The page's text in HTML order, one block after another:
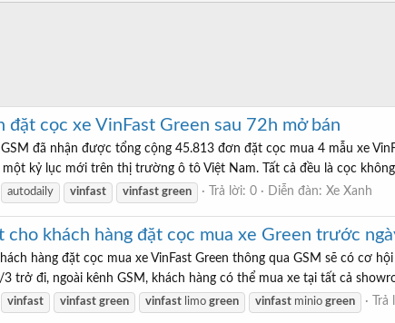
cọc xe VinFast Green sau 72h mở bán
đã nhận được tổng cộng 45.813 đơn đặt cọc mua 4 mẫu xe
kỷ lục mới trên thị trường ô tô Việt Nam. Tất cả đều là cọc
autodaily vinfast vinfast green Trả lời: 0 Diễn đàn: Xe Xanh
cho khách hàng đặt cọc mua xe Green trước
hàng đặt cọc mua xe VinFast Green thông qua GSM sẽ có cơ
trở đi, ngoài kênh GSM, khách hàng có thể mua xe tại tất cả
vinfast vinfast green vinfast limo green vinfast minio green